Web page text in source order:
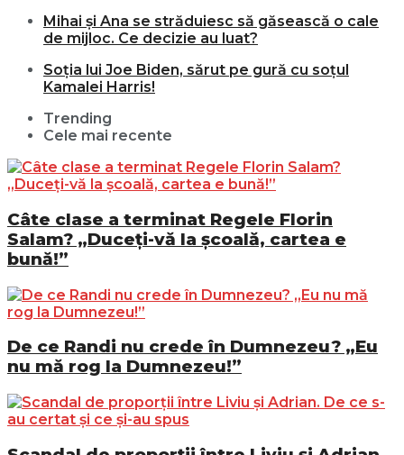
Mihai și Ana se străduiesc să găsească o cale
de mijloc. Ce decizie au luat?
Soția lui Joe Biden, sărut pe gură cu soțul
Kamalei Harris!
Trending
Cele mai recente
Câte clase a terminat Regele Florin
Salam? „Duceți-vă la școală, cartea e
bună!”
De ce Randi nu crede în Dumnezeu? „Eu
nu mă rog la Dumnezeu!”